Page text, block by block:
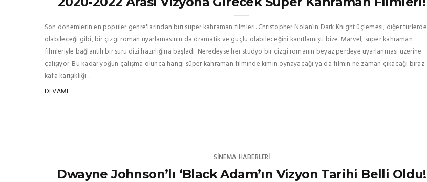
Son dönemlerin en popüler genre'larından biri süper kahraman filmleri. Christopher Nolan’ın Dark Knight üçlemesi, diğer türlerde
olabileceği gibi, bir çizgi roman uyarlamasının da dramatik ve güçlü olabileceğini kanıtlamıştı bize. Marvel, süper kahraman
filmleriyle bağlantılı bir sürü dizi hazırlığına başladı. Neredeyse her stüdyo bir çizgi romanın beyaz perdeye uyarlanması üzerine
çalışıyor. Bu kadar yoğun çalışma olunca hangi süper kahraman filminde kimin oynayacağı ya da filmin ne zaman çıkacağı biraz
kafa karışıklığı ...
DEVAMI
SINEMA HABERLERI
Dwayne Johnson’lı ‘Black Adam’ın Vizyon Tarihi Belli Oldu!